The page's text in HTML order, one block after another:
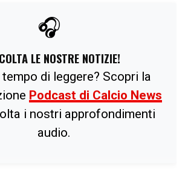
🎧
LE NOSTRE NOTIZIE!
di leggere? Scopri la
Podcast di Calcio News
i nostri approfondimenti
audio.